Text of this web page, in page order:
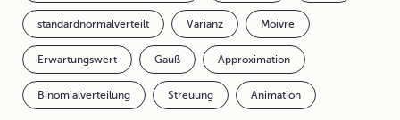
standardnormalverteilt Varianz Moivre
Erwartungswert Gauß Approximation
Binomialverteilung Streuung Animation